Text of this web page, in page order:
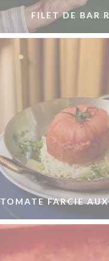
FILET DE BAR
TOMATE FARCIE